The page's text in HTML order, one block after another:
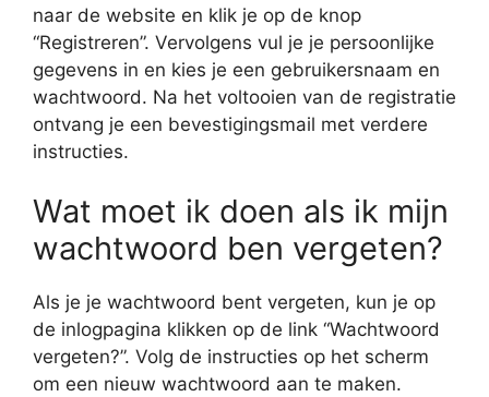
naar de website en klik je op de knop
“Registreren”. Vervolgens vul je je persoonlijke
gegevens in en kies je een gebruikersnaam en
wachtwoord. Na het voltooien van de registratie
ontvang je een bevestigingsmail met verdere
instructies.
Wat moet ik doen als ik mijn
wachtwoord ben vergeten?
Als je je wachtwoord bent vergeten, kun je op
de inlogpagina klikken op de link “Wachtwoord
vergeten?”. Volg de instructies op het scherm
om een nieuw wachtwoord aan te maken.